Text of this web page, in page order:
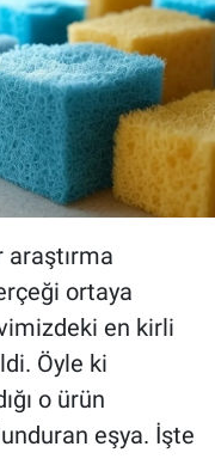
ortaya
en kirli
Öyle ki
o ürün
eşya. İşte